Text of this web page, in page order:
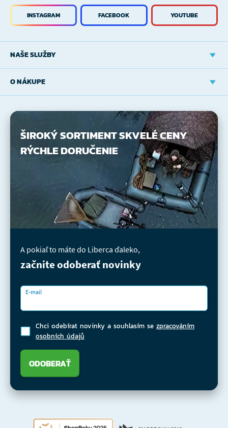
NAŠE SLUŽBY
O NÁKUPE
INSTAGRAM FACEBOOK YOUTUBE
ŠIROKÝ SORTIMENTSKVELÉ CENY
RÝCHLE DORUČENIE
A pokiaľ to máte do Liberca ďaleko,
začnite odoberať novinky
E-mail
Chci odebírat novinky a souhlasím se zpracováním
osobních údajů
ODOBERAŤ